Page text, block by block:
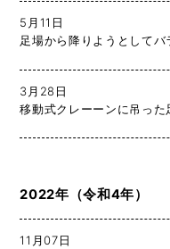
5月11日
足場から降りようとしてバ
3月28日
移動式クレーーンに吊った
2022年（令和4年）
11月07日